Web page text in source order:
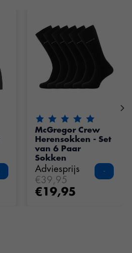
dit product is 4.55 van de 5
De beoordeling van dit
McGregor Crew
Herensokken - Set
van 6 Paar
Sokken
Adviesprijs
€39,95
€19,95